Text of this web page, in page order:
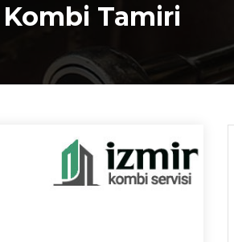
Kombi Tamiri